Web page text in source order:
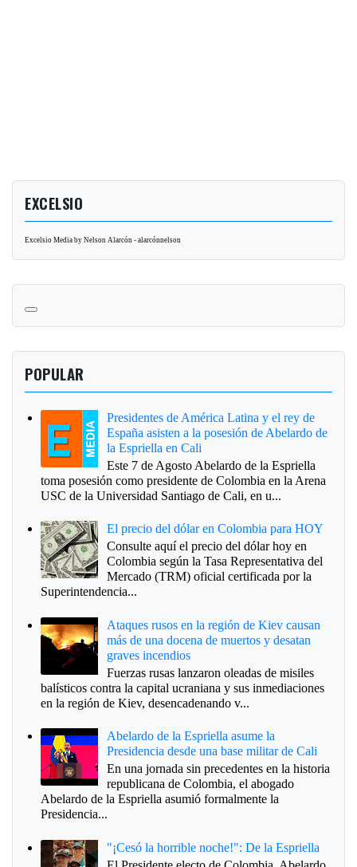
EXCELSIO
Excelsio Media by Nelson Alarcón - alarcónnelson
POPULAR
Presidentes de América Latina y el rey de
España asisten a la posesión de Abelardo de
la Espriella en Cali
Este 7 de Agosto Abelardo de la Espriella
toma posesión como presidente de Colombia en la Arena
USC de la Universidad Santiago de Cali, en u...
El precio del dólar en Colombia para HOY
Consulte aquí el precio del dólar hoy en
Colombia según la Tasa Representativa del
Mercado (TRM) oficial certificada por la
Superintendencia...
Ataques rusos en la región de Kiev causan
más de una docena de muertos y desatan
graves incendios
Fuerzas rusas lanzaron oleadas de misiles
balísticos contra la capital ucraniana y sus inmediaciones
en la región de Kiev, desencadenando v...
Abelardo de la Espriella asume la
Presidencia desde una base militar de Cali
En una jornada sin precedentes en la historia
republicana de Colombia, el abogado
Abelardo de la Espriella asumió formalmente la
Presidencia...
"¡Cesó la horrible noche!": De la Espriella